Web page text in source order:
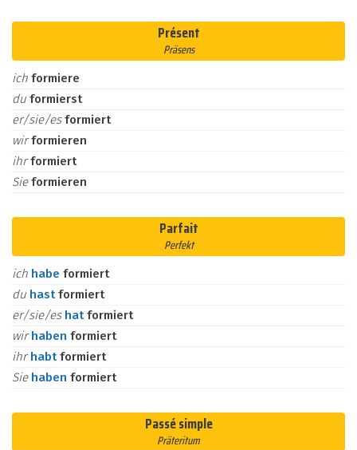
Présent
Präsens
ich formiere
du formierst
er/sie/esformiert
wirformieren
ihrformiert
Sieformieren
Parfait
Perfekt
ich habe formiert
du hastformiert
er/sie/es hatformiert
wirhaben formiert
ihrhabtformiert
Sie haben formiert
Passé simple
Präteritum